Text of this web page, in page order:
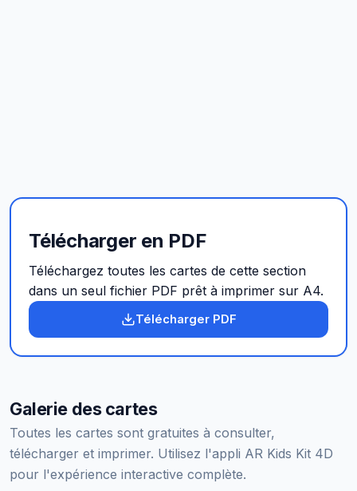
Télécharger en PDF
Téléchargez toutes les cartes de cette section
dans un seul fichier PDF prêt à imprimer sur A4.
Télécharger PDF
Galerie des cartes
Toutes les cartes sont gratuites à consulter,
télécharger et imprimer. Utilisez l'appli AR Kids Kit 4D
pour l'expérience interactive complète.